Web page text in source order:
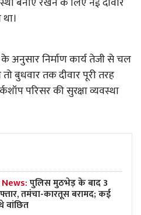
अनुसार निर्माण कार्य तेजी से चल
बुधवार तक दीवार पूरी तरह
परिसर की सुरक्षा व्यवस्था
पुलिस मुठभेड़ के बाद 3
तमंचा-कारतूस बरामद; कई
वांछित